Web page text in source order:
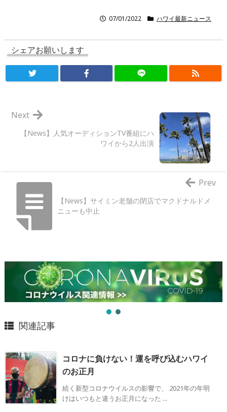
07/01/2022 ハワイ最新ニュース
シェアお願いします
【News】人気オーディションTV番組にハ
ワイから2人出演
Next
【News】サイミン老舗の閉店でマクドナルドメ
ニューも中止
Prev
関連記事
コロナに負けない！運を呼び込むハワイ
のお正月
続く新型コロナウイルスの影響で、 2021年の年明
けはいつもと違うお正月になった ...